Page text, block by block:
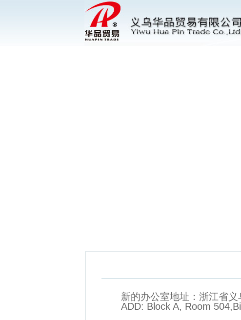
新的办公室地址：浙江省
ADD: Block A, Room